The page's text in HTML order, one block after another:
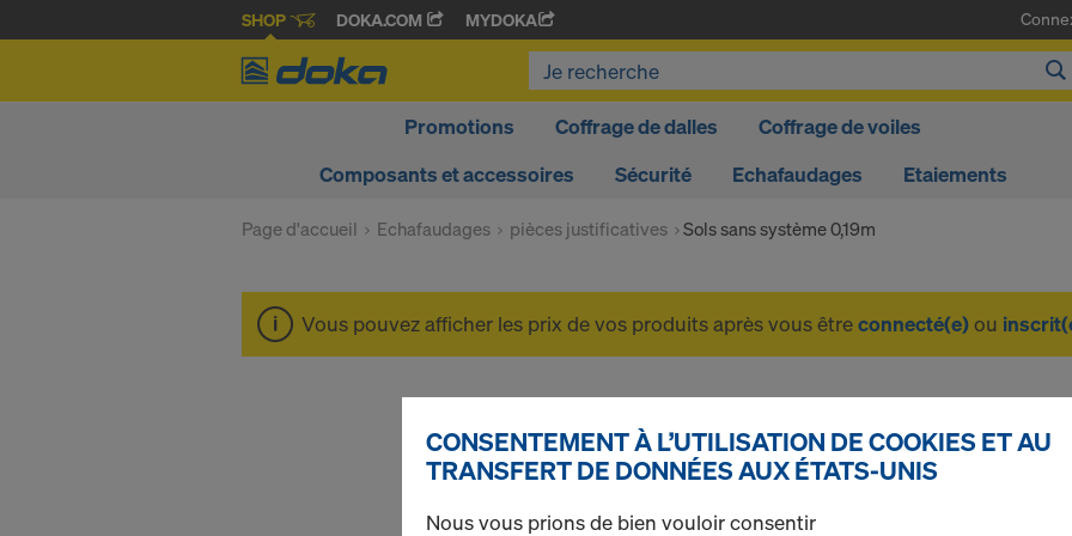
SHOP DOKA.COM MYDOKA
Promotions Coffrage de dalles
Coffrage de voiles
Composants et accessoires
Sécurité Echafaudages Etaiements
Page d'accueil Echafaudages pièces justificatives Sols sans système 0,19m
Vous pouvez afficher les prix de vos produits après vous êtreconnecté(e)ou
Sols sans système
1 produits trouvés
CONSENTEMENT À L’UTILISATION DE COOKIES ET AU
TRANSFERT DE DONNÉES AUX ÉTATS-UNIS
Nous vous prions de bien vouloir consentir